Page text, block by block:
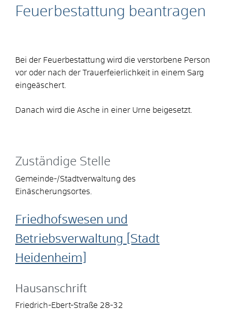
Feuerbestattung beantragen
Bei der Feuerbestattung wird die verstorbene Person
vor oder nach der Trauerfeierlichkeit in einem Sarg
eingeäschert.
Danach wird die Asche in einer Urne beigesetzt.
Zuständige Stelle
Gemeinde-/Stadtverwaltung des
Einäscherungsortes.
Friedhofswesen und
Betriebsverwaltung [Stadt
Heidenheim]
Hausanschrift
Friedrich-Ebert-Straße 28-32